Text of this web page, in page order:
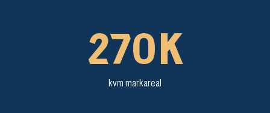
270K
kvm markareal